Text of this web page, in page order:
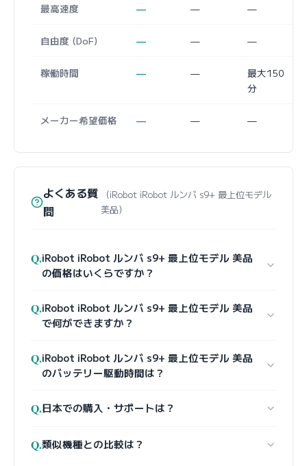
最高速度 — — —
自由度 (DoF) — — —
稼働時間 — —
最大150
分
メーカー希望価格 — — —
よくある質
問
（iRobot iRobot ルンバ s9+ 最上位モデル
美品）
Q.iRobot iRobot ルンバ s9+ 最上位モデル 美品
の価格はいくらですか？
Q.iRobot iRobot ルンバ s9+ 最上位モデル 美品
で何ができますか？
Q.iRobot iRobot ルンバ s9+ 最上位モデル 美品
のバッテリー駆動時間は？
Q.日本での購入・サポートは？
Q.類似機種との比較は？